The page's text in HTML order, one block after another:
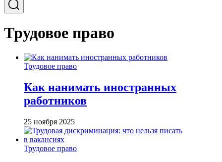
Трудовое право
Трудовое право
Как нанимать иностранных
работников
25 ноября 2025
Трудовое право